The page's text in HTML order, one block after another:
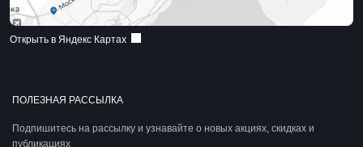
ПОЛЕЗНАЯ РАССЫЛКА
Подпишитесь на рассылку и узнавайте о новых акциях, скидках и
публикациях
Открыть в Яндекс Картах